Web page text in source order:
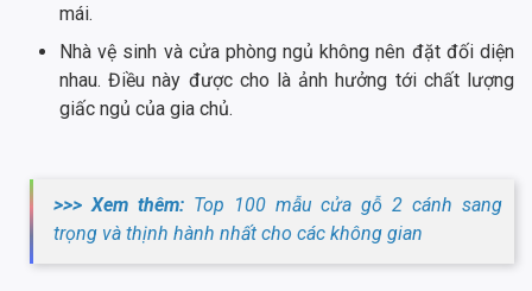
mái.
Nhà vệ sinh và cửa phòng ngủ không nên đặt đối diện
nhau. Điều này được cho là ảnh hưởng tới chất lượng
giấc ngủ của gia chủ.
>>> Xem thêm: Top 100 mẫu cửa gỗ 2 cánh sang
trọng và thịnh hành nhất cho các không gian